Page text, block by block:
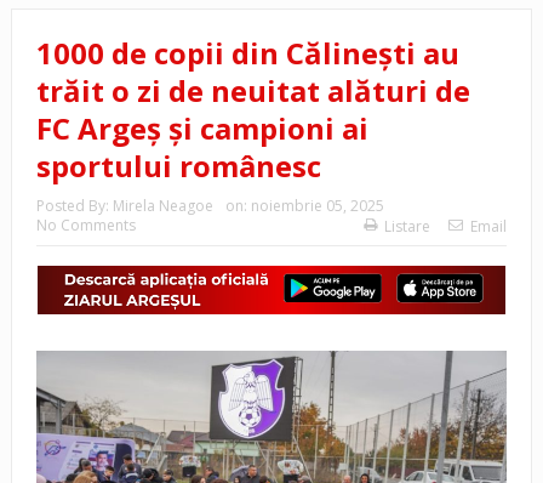
1000 de copii din Călinești au
trăit o zi de neuitat alături de
FC Argeș și campioni ai
sportului românesc
Posted By: Mirela Neagoe on: noiembrie 05, 2025
No Comments
Listare Email